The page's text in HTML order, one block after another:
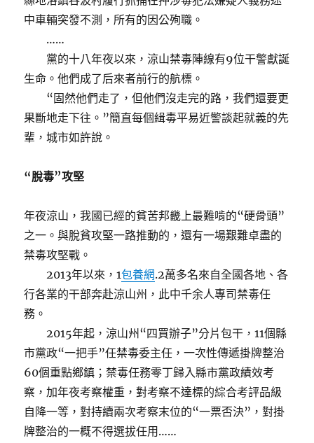
中車輛突發不測，所有的因公殉職。
……
黨的十八年夜以來，涼山禁毒陣線有9位干警獻誕
生命。他們成了后來者前行的航標。
“固然他們走了，但他們沒走完的路，我們還要更
果斷地走下往。”簡直每個緝毒平易近警談起就義的先
輩，城市如許說。
“脫毒”攻堅
年夜涼山，我國已經的貧苦邦畿上最難啃的“硬骨頭”
之一。與脫貧攻堅一路推動的，還有一場艱難卓盡的
禁毒攻堅戰。
2013年以來，1包養網.2萬多名來自全國各地、各
行各業的干部奔赴涼山州，此中千余人專司禁毒任
務。
2015年起，涼山州“四買辦子”分片包干，11個縣
市黨政“一把手”任禁毒委主任，一次性傳遞掛牌整治
60個重點鄉鎮；禁毒任務零丁歸入縣市黨政績效考
察，加年夜考察權重，對考察不達標的綜合考評品級
自降一等，對持續兩次考察末位的“一票否決”，對掛
牌整治的一概不得選拔任用……